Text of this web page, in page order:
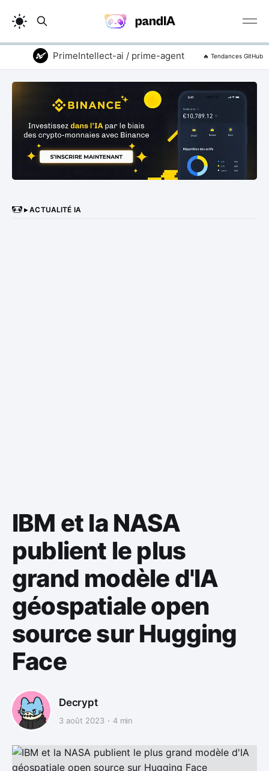
PrimeIntellect-ai / prime-agent 🔥 Tendances GitHub
▸ ACTUALITÉ IA
IBM et la NASA
publient le plus
grand modèle d'IA
géospatiale open
source sur Hugging
Face
Decrypt
3 août 2023 4 min